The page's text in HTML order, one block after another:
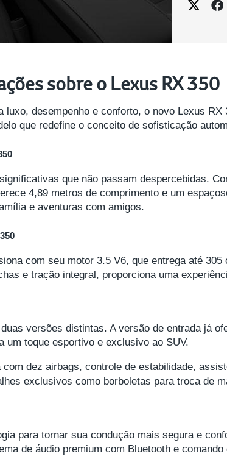
sobre o Lexus RX 350
luxo, desempenho e conforto, o novo Lexus
que redefine o conceito de sofisticação
que não passam despercebidas.
4,89 metros de comprimento e um
e aventuras com amigos.
com seu motor 3.5 V6, que entrega até
e tração integral, proporciona uma
versões distintas. A versão de entrada já
um toque esportivo e exclusivo ao SUV.
com dez airbags, controle de estabilidade,
exclusivos como borboletas para troca de
para tornar sua condução mais segura e
de áudio premium com Bluetooth e